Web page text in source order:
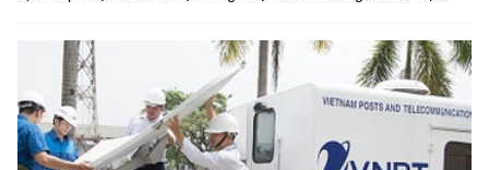
BỘ KHOA HỌC VÀ CÔNG NGHỆ
MINISTRY OF SCIENCE AND TECHNOLOGY
Điều khoản sử dụng Theo dõi MST: